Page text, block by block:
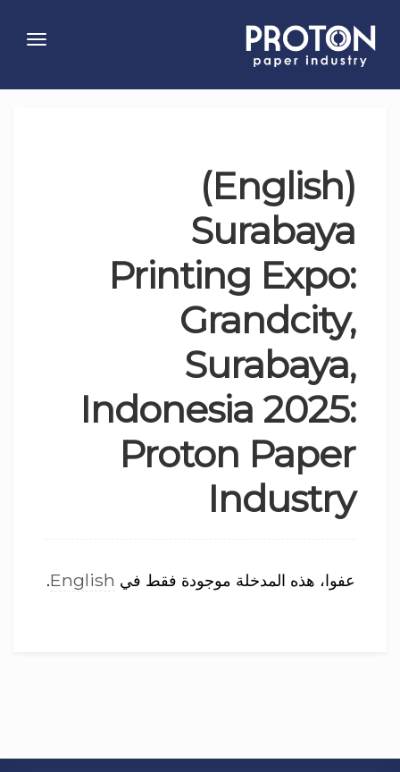
(English)
Surabaya
Printing Expo:
Grandcity,
Surabaya,
Indonesia 2025:
Proton Paper
Industry
عفوا، هذه المدخلة موجودة فقط في English
.